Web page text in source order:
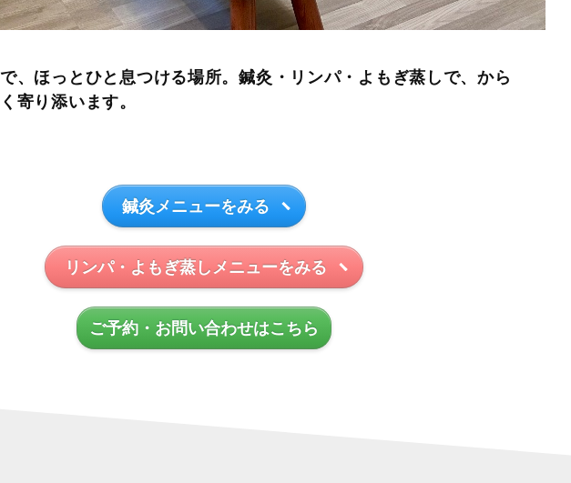
、ほっとひと息つける場所。鍼灸・リンパ・よもぎ蒸しで、から
寄り添います。
鍼灸メニューをみる
リンパ・よもぎ蒸しメニューをみる
ご予約・お問い合わせはこちら